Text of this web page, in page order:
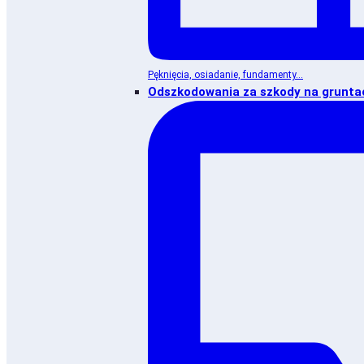
Pęknięcia, osiadanie, fundamenty...
Odszkodowania za szkody na